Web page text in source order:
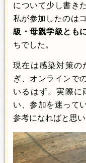
について少し書き
私が参加したのは
級・母親学級とも
ちでした。
現在は感染対策の
ぎ、オンラインで
いるはず。実際に
い、参加を迷って
参考になればと思い